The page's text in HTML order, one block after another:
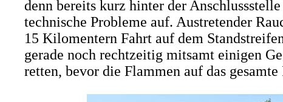
denn bereits kurz hinter der
technische Probleme auf. Austretender
15 Kilomentern Fahrt auf dem
gerade noch rechtzeitig mitsamt einigen
retten, bevor die Flammen auf das